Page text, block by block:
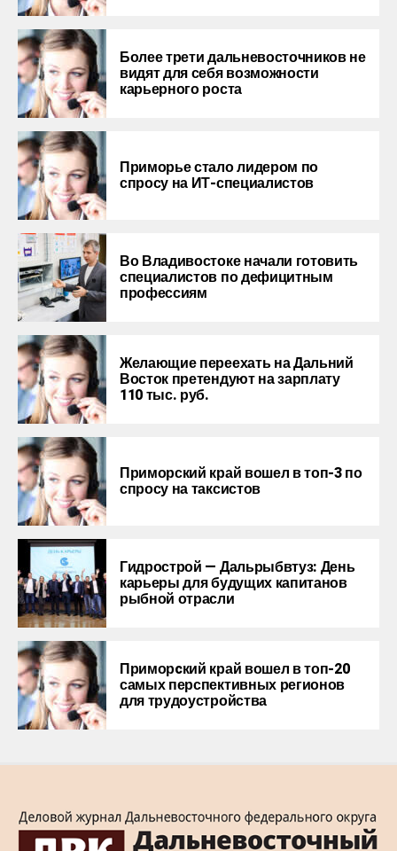
Более трети дальневосточников не
видят для себя возможности
карьерного роста
Приморье стало лидером по
спросу на ИТ-специалистов
Во Владивостоке начали готовить
специалистов по дефицитным
профессиям
Желающие переехать на Дальний
Восток претендуют на зарплату
110 тыс. руб.
Приморский край вошел в топ-3 по
спросу на таксистов
Гидрострой — Дальрыбвтуз: День
карьеры для будущих капитанов
рыбной отрасли
Приморcкий край вошел в топ-20
самых перспективных регионов
для трудоустройства